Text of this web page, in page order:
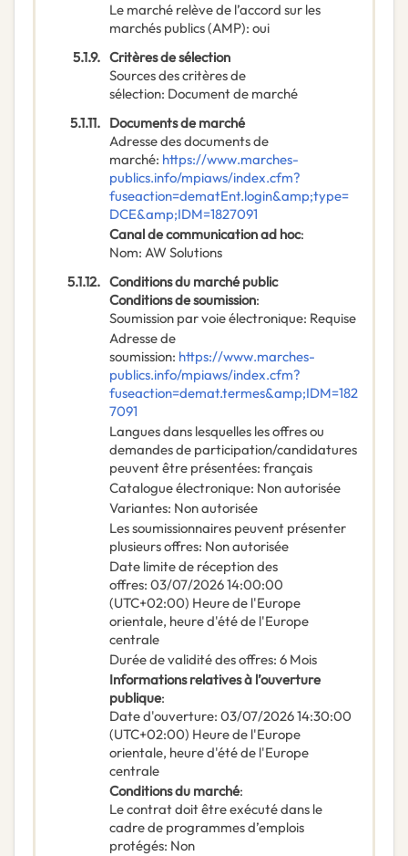
Le marché relève de l’accord sur les
marchés publics (AMP): oui
5.1.9. Critères de sélection
Sources des critères de
sélection: Document de marché
5.1.11. Documents de marché
Adresse des documents de
marché: https://www.marches-
publics.info/mpiaws/index.cfm?
fuseaction=dematEnt.login&amp;type=
DCE&amp;IDM=1827091
Canal de communication ad hoc:
Nom: AW Solutions
5.1.12. Conditions du marché public
Conditions de soumission:
Soumission par voie électronique: Requise
Adresse de
soumission: https://www.marches-
publics.info/mpiaws/index.cfm?
fuseaction=demat.termes&amp;IDM=182
7091
Langues dans lesquelles les offres ou
demandes de participation/candidatures
peuvent être présentées: français
Catalogue électronique: Non autorisée
Variantes: Non autorisée
Les soumissionnaires peuvent présenter
plusieurs offres: Non autorisée
Date limite de réception des
offres: 03/07/202614:00:00
(UTC+02:00) Heure de l'Europe
orientale, heure d'été de l'Europe
centrale
Durée de validité des offres: 6 Mois
Informations relatives à l’ouverture
publique:
Date d'ouverture: 03/07/202614:30:00
(UTC+02:00) Heure de l'Europe
orientale, heure d'été de l'Europe
centrale
Conditions du marché:
Le contrat doit être exécuté dans le
cadre de programmes d’emplois
protégés: Non